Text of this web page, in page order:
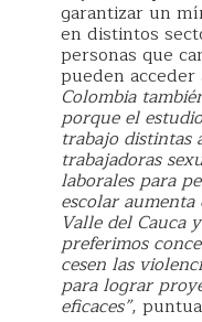
garantizar un
en distintos
personas que
pueden acceder
Colombia
porque el
trabajo distintas
trabajadoras
laborales para
escolar aumenta
Valle del Cauca
preferimos
cesen las
para lograr
eficaces”,